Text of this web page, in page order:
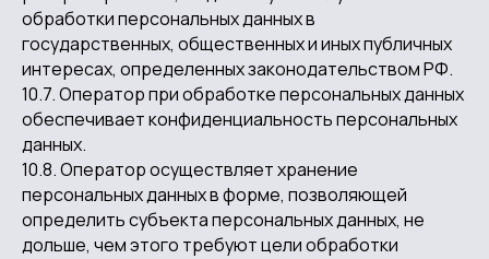
обработки персональных данных в
государственных, общественных и иных публичных
интересах, определенных законодательством РФ.
10.7. Оператор при обработке персональных данных
обеспечивает конфиденциальность персональных
данных.
10.8. Оператор осуществляет хранение
персональных данных в форме, позволяющей
определить субъекта персональных данных, не
дольше, чем этого требуют цели обработки